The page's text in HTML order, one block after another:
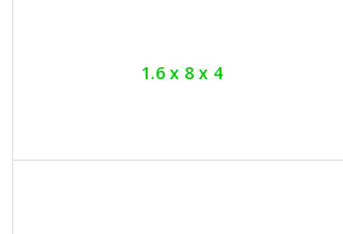
1.6 x 8 x 4